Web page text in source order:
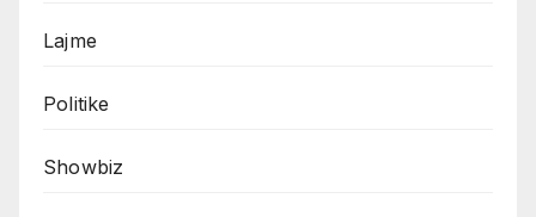
Lajme
Politike
Showbiz